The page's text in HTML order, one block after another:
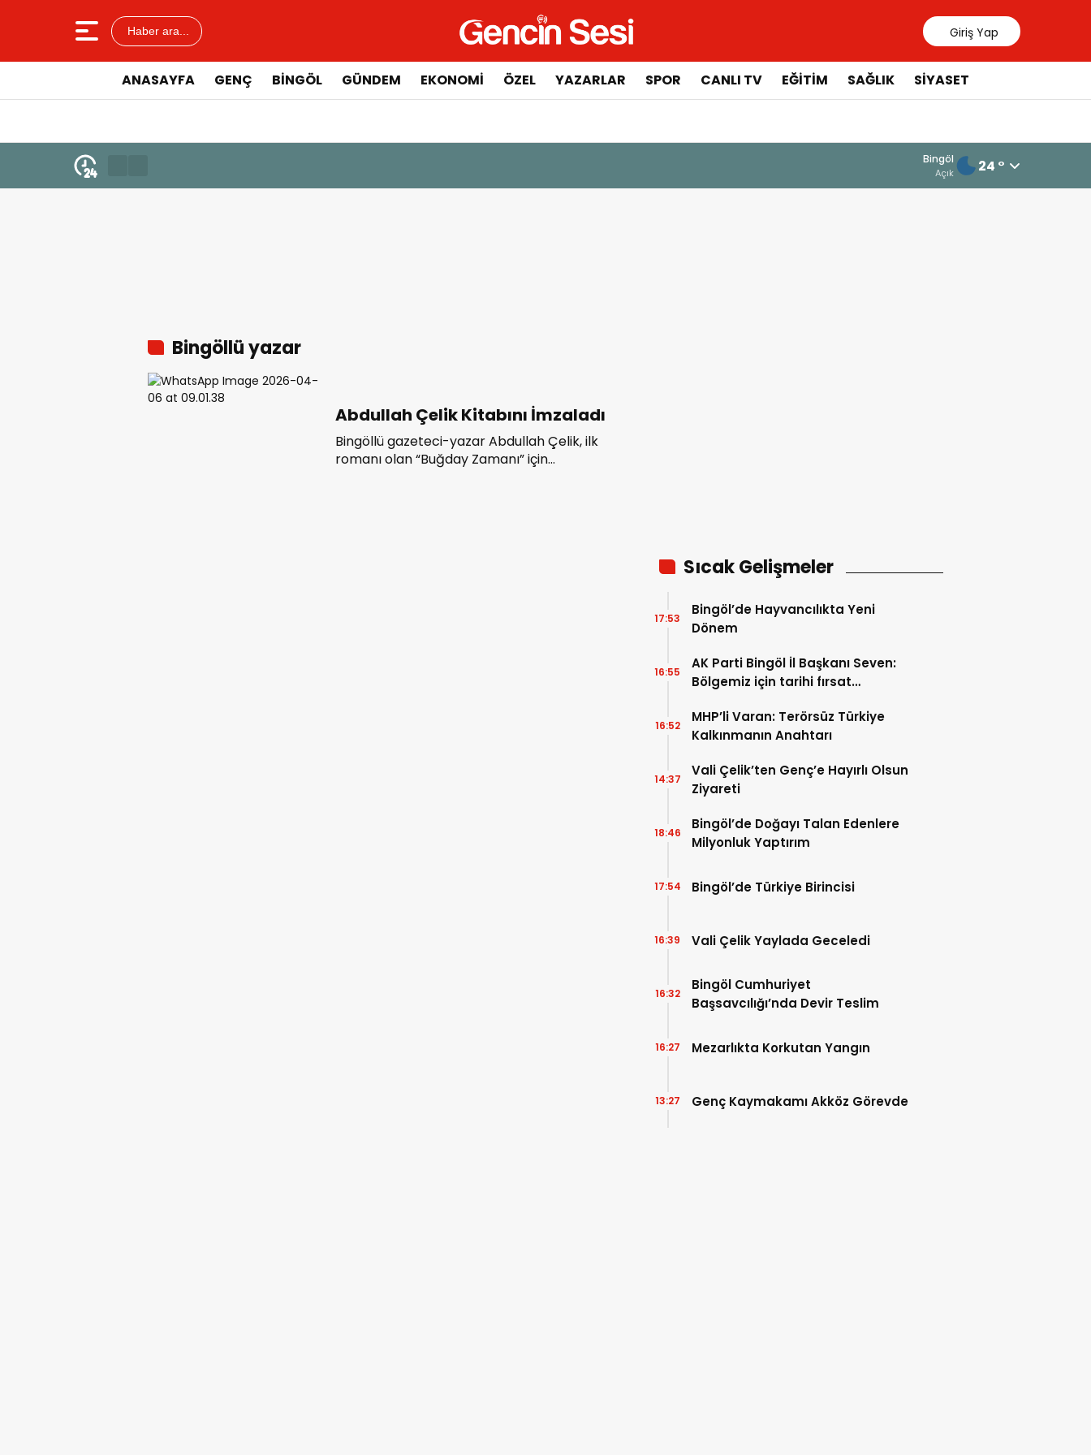
Haber ara... Giriş Yap
ANASAYFA GENÇ BİNGÖL GÜNDEM EKONOMİ ÖZEL YAZARLAR SPOR CANLI TV EĞİTİM SAĞLIK SİYASET
Bingöl
Açık 24 °
Bingöllü yazar
Abdullah Çelik Kitabını İmzaladı
Bingöllü gazeteci-yazar Abdullah Çelik, ilk
romanı olan “Buğday Zamanı” için
Sıcak Gelişmeler
Bingöl’de Hayvancılıkta Yeni
Dönem
17:53
AK Parti Bingöl İl Başkanı Seven:
Bölgemiz için tarihi fırsat
16:55
MHP’li Varan: Terörsüz Türkiye
Kalkınmanın Anahtarı
16:52
Vali Çelik’ten Genç’e Hayırlı Olsun
Ziyareti
14:37
Bingöl’de Doğayı Talan Edenlere
Milyonluk Yaptırım
18:46
Bingöl’de Türkiye Birincisi
17:54
Vali Çelik Yaylada Geceledi
16:39
Bingöl Cumhuriyet
Başsavcılığı’nda Devir Teslim
16:32
Mezarlıkta Korkutan Yangın
16:27
Genç Kaymakamı Akköz Görevde
13:27